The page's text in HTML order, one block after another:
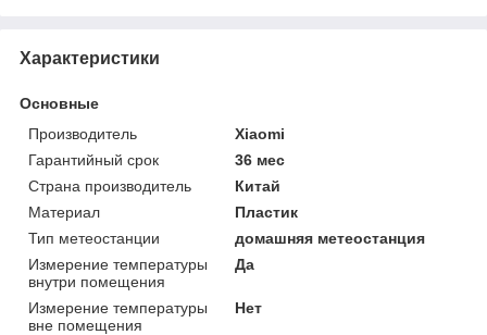
Характеристики
Основные
Производитель
Xiaomi
Гарантийный срок
36 мес
Страна производитель
Китай
Материал
Пластик
Тип метеостанции
домашняя метеостанция
Измерение температуры
внутри помещения
Да
Измерение температуры
вне помещения
Нет